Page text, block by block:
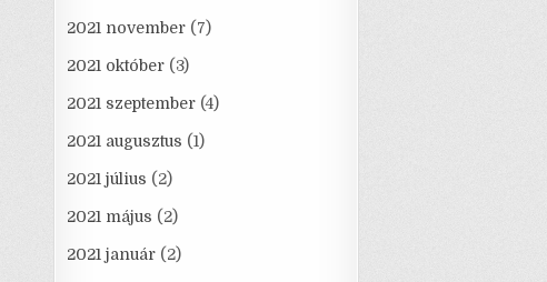
2021 november (7)
2021 október (3)
2021 szeptember (4)
2021 augusztus (1)
2021 július (2)
2021 május (2)
2021 január (2)